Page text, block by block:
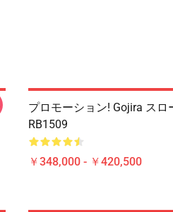
プロモーション! Gojira スロ
RB1509
￥348,000 - ￥420,500